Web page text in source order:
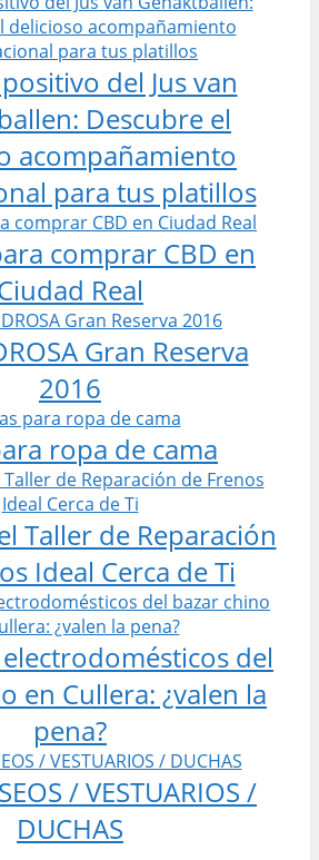
del Jus van
Descubre el
acompañamiento
para tus platillos
comprar CBD en
Real
Gran Reserva
2016
ropa de cama
Taller de Reparación
Ideal Cerca de Ti
del
en Cullera: ¿valen la
pena?
/ VESTUARIOS /
DUCHAS